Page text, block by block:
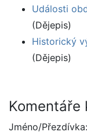
Události
(Dějepis)
Historický
(Dějepis)
Jméno/Přezdívka: